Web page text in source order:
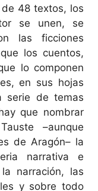
48 textos, los
se unen, se
las ficciones
los cuentos,
lo componen
en sus hojas
serie de temas
que nombrar
–aunque
de Aragón– la
narrativa e
narración, las
y sobre todo